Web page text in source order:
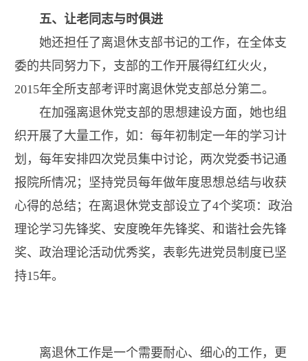
五、让老同志与时俱进
她还担任了离退休支部书记的工作，在全体支
委的共同努力下，支部的工作开展得红红火火，
2015年全所支部考评时离退休党支部总分第二。
在加强离退休党支部的思想建设方面，她也组
织开展了大量工作，如：每年初制定一年的学习计
划，每年安排四次党员集中讨论，两次党委书记通
报院所情况；坚持党员每年做年度思想总结与收获
心得的总结；在离退休党支部设立了4个奖项：政治
理论学习先锋奖、安度晚年先锋奖、和谐社会先锋
奖、政治理论活动优秀奖，表彰先进党员制度已坚
持15年。
离退休工作是一个需要耐心、细心的工作，更